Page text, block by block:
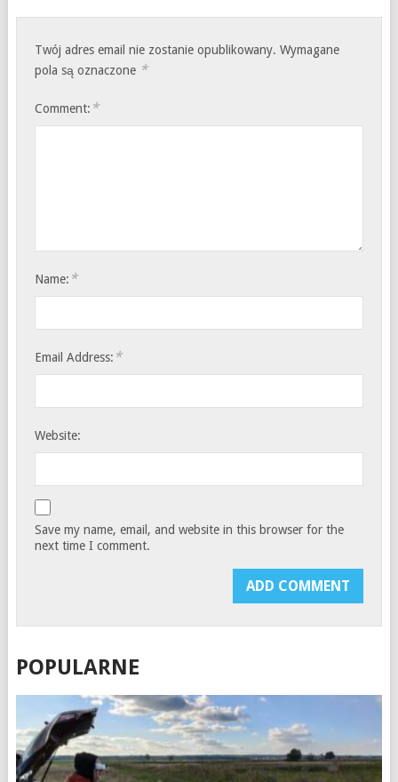
Twój adres email nie zostanie opublikowany. Wymagane
pola są oznaczone *
Comment: *
Name: *
Email Address: *
Website:
Save my name, email, and website in this browser for the
next time I comment.
POPULARNE